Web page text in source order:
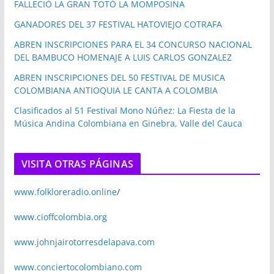
FALLECIÓ LA GRAN TOTÓ LA MOMPOSINA
GANADORES DEL 37 FESTIVAL HATOVIEJO COTRAFA
ABREN INSCRIPCIONES PARA EL 34 CONCURSO NACIONAL
DEL BAMBUCO HOMENAJE A LUIS CARLOS GONZALEZ
ABREN INSCRIPCIONES DEL 50 FESTIVAL DE MUSICA
COLOMBIANA ANTIOQUIA LE CANTA A COLOMBIA
Clasificados al 51 Festival Mono Núñez: La Fiesta de la
Música Andina Colombiana en Ginebra, Valle del Cauca
VISITA OTRAS PÁGINAS
www.folkloreradio.online/
www.cioffcolombia.org
www.johnjairotorresdelapava.com
www.conciertocolombiano.com